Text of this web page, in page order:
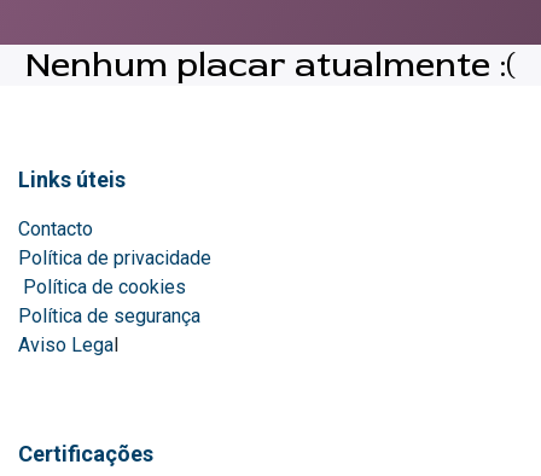
Nenhum placar atualmente :(
Links úteis
Contacto
Política de privacidade
Política de cookies
Política de segurança
Aviso Legal
Certificações